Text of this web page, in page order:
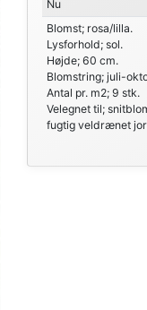
Nu
Blomst; rosa/lilla.
Lysforhold; sol.
Højde; 60 cm.
Blomstring; juli-
Antal pr. m2; 9 stk.
Velegnet til;
fugtig veldrænet